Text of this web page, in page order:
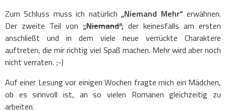
Zum Schluss muss ich natürlich„Niemand Mehr“ erwähnen.
Der zweite Teil von„Niemand“,der keinesfalls am ersten
anschließt und in dem viele neue verrückte Charaktere
auftreten, die mir richtig viel Spaß machen. Mehr wird aber noch
nicht verraten. ;-)
Auf einer Lesung vor einigen Wochen fragte mich ein Mädchen,
ob es sinnvoll ist, an so vielen Romanen gleichzeitig zu
arbeiten.